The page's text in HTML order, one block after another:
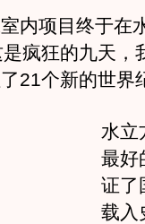
项目终于在
疯狂的九天，
21个新的世界
水立
最好
证了
载入